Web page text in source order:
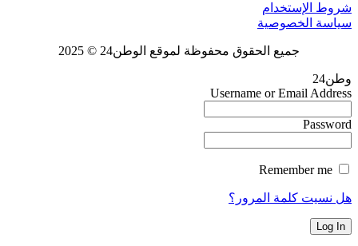
شروط الإستخدام
سياسة الخصوصية
جميع الحقوق محفوظة لموقع الوطن24 © 2025
وطن24
Username or Email Address
Password
هل نسيت كلمة المرور؟